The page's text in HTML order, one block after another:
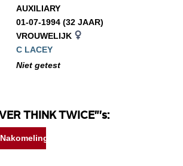
AUXILIARY
01-07-1994 (32 JAAR)
VROUWELIJK
C LACEY
Niet getest
THINK TWICE"'s:
Nakomelingen